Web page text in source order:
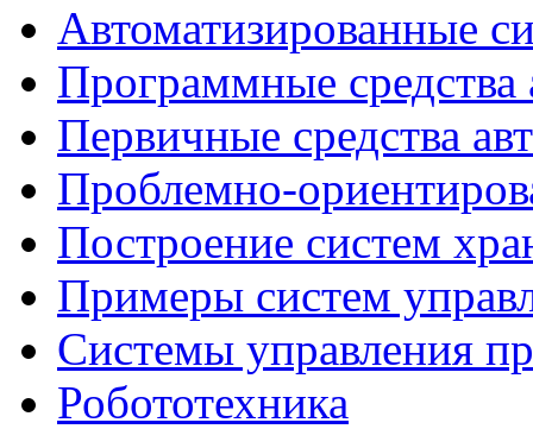
Автоматизированные
Программные средства
Первичные средства
Проблемно-
Построение систем
Примеры систем
Системы управления
Робототехника